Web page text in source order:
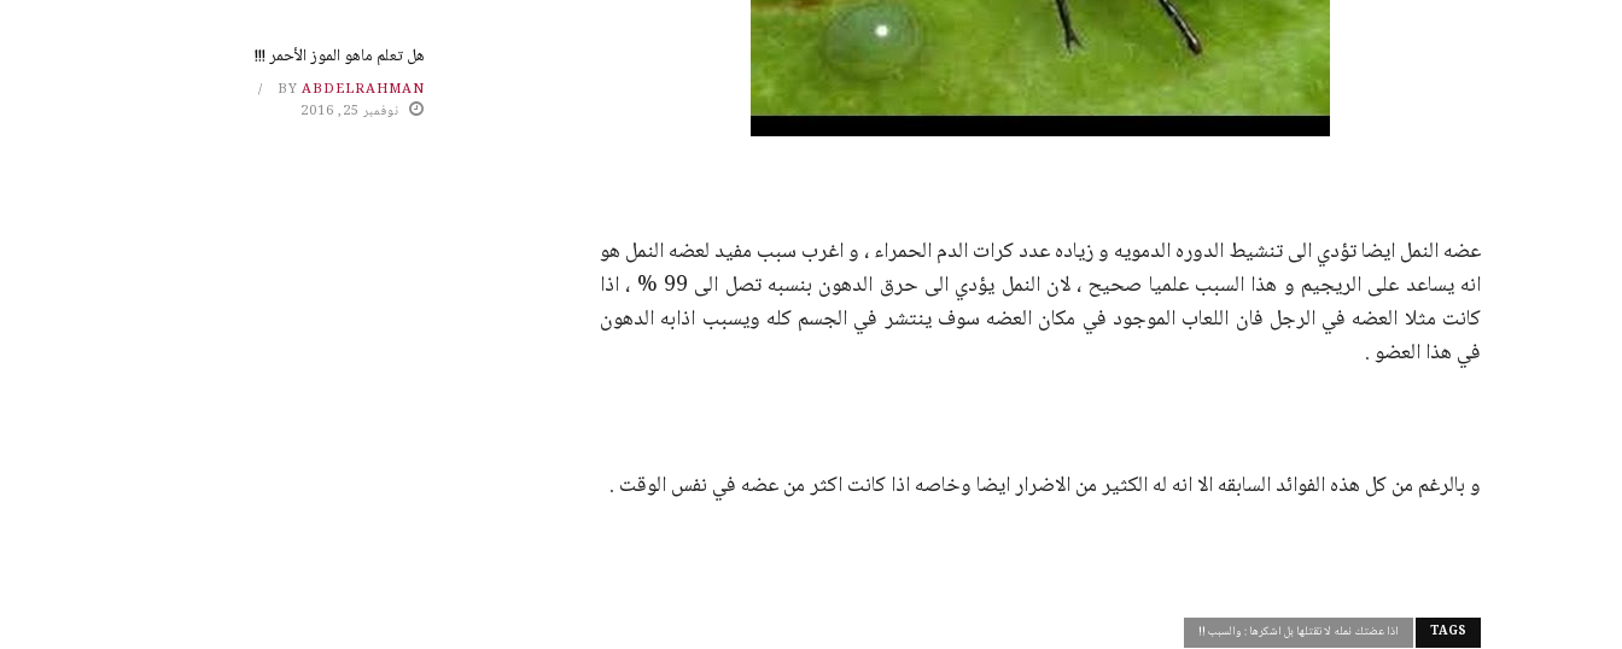
عضه النمل ايضا تؤدي الى تنشيط الدوره الدمويه و زياده عدد كرات الدم الحمراء ، و اغرب سبب مفيد لعضه النمل هو
انه يساعد على الريجيم و هذا السبب علميا صحيح ، لان النمل يؤدي الى حرق الدهون بنسبه تصل الى 99 % ، اذا
كانت مثلا العضه في الرجل فان اللعاب الموجود في مكان العضه سوف ينتشر في الجسم كله ويسبب اذابه الدهون
في هذا العضو .
و بالرغم من كل هذه الفوائد السابقه الا انه له الكثير من الاضرار ايضا وخاصه اذا كانت اكثر من عضه في نفس الوقت .
TAGS اذا عضتك نمله لا تقتلها بل اشكرها : والسبب !!
هل تعلم ماهو الموز الأحمر !!!
BY ABDELRAHMAN
نوفمبر 25, 2016